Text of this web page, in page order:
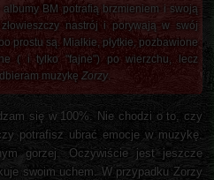
BM potrafią brzmieniem i swoją
nastrój i porywają w swój
prostu są. Miałkie, płytkie, pozbawione
( i tylko "fajne") po wierzchu, lecz
muzykę Zorzy.
się w 100%. Nie chodzi o to, czy
potrafisz ubrać emocje w muzykę.
gorzej. Oczywiście jest jeszcze
swoim uchem. W przypadku Zorzy